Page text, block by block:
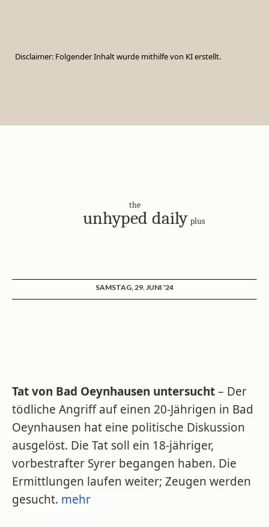
Disclaimer: Folgender Inhalt wurde mithilfe von KI erstellt.
the
unhyped daily plus
SAMSTAG, 29. JUNI '24
Tat von Bad Oeynhausen untersucht– Der
tödliche Angriff auf einen 20-Jährigen in Bad
Oeynhausen hat eine politische Diskussion
ausgelöst. Die Tat soll ein 18-jähriger,
vorbestrafter Syrer begangen haben. Die
Ermittlungen laufen weiter; Zeugen werden
gesucht. mehr